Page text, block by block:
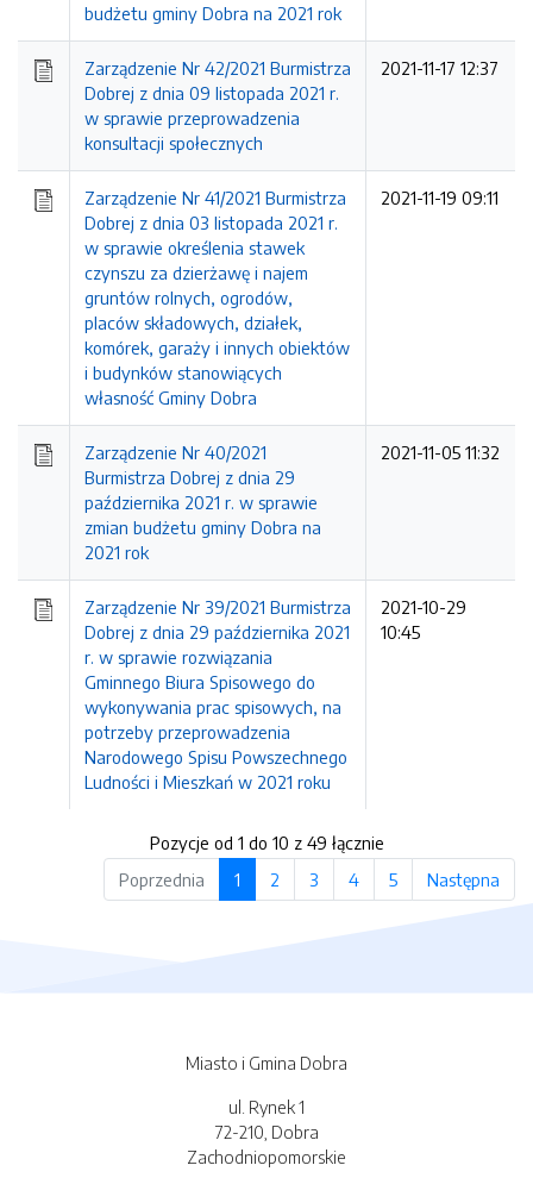
budżetu gminy Dobra na 2021 rok
Zarządzenie Nr 42/2021 Burmistrza
Dobrej z dnia 09 listopada 2021 r.
w sprawie przeprowadzenia
konsultacji społecznych
2021-11-17 12:37
Zarządzenie Nr 41/2021 Burmistrza
Dobrej z dnia 03 listopada 2021 r.
w sprawie określenia stawek
czynszu za dzierżawę i najem
gruntów rolnych, ogrodów,
placów składowych, działek,
komórek, garaży i innych obiektów
i budynków stanowiących
własność Gminy Dobra
2021-11-19 09:11
Zarządzenie Nr 40/2021
Burmistrza Dobrej z dnia 29
października 2021 r. w sprawie
zmian budżetu gminy Dobra na
2021 rok
2021-11-05 11:32
Zarządzenie Nr 39/2021 Burmistrza
Dobrej z dnia 29 października 2021
r. w sprawie rozwiązania
Gminnego Biura Spisowego do
wykonywania prac spisowych, na
potrzeby przeprowadzenia
Narodowego Spisu Powszechnego
Ludności i Mieszkań w 2021 roku
2021-10-29
10:45
Pozycje od 1 do 10 z 49 łącznie
Poprzednia
1 2 3 4 5 Następna
Miasto i Gmina Dobra
ul. Rynek 1
72-210, Dobra
Zachodniopomorskie